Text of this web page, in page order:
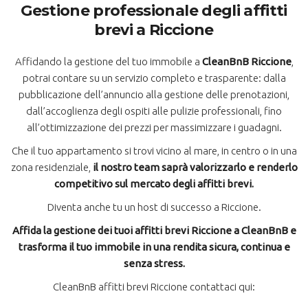
Gestione professionale degli affitti
brevi a Riccione
Affidando la gestione del tuo immobile a CleanBnB Riccione,
potrai contare su un servizio completo e trasparente: dalla
pubblicazione dell’annuncio alla gestione delle prenotazioni,
dall’accoglienza degli ospiti alle pulizie professionali, fino
all’ottimizzazione dei prezzi per massimizzare i guadagni.
Che il tuo appartamento si trovi vicino al mare, in centro o in una
zona residenziale, il nostro team saprà valorizzarlo e renderlo
competitivo sul mercato degli affitti brevi.
Diventa anche tu un host di successo a Riccione.
Affida la gestione dei tuoi affitti brevi Riccione a CleanBnB e
trasforma il tuo immobile in una rendita sicura, continua e
senza stress.
CleanBnB affitti brevi Riccione contattaci qui: